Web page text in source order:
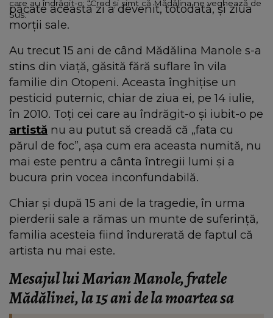
care au îndrăgit-o: “Cred și simt că Mădălina ne veghează de
Sus.”
păcate această zi a devenit, totodată, și ziua
morții sale.
Au trecut 15 ani de când Mădălina Manole s-a
stins din viață, găsită fără suflare în vila
familie din Otopeni. Aceasta înghițise un
pesticid puternic, chiar de ziua ei, pe 14 iulie,
în 2010. Toți cei care au îndrăgit-o și iubit-o pe
artistă nu au putut să creadă că „fata cu
părul de foc”, așa cum era aceasta numită, nu
mai este pentru a cânta întregii lumi și a
bucura prin vocea inconfundabilă.
Chiar și după 15 ani de la tragedie, în urma
pierderii sale a rămas un munte de suferință,
familia acesteia fiind îndurerată de faptul că
artista nu mai este.
Mesajul lui Marian Manole, fratele
Mădălinei, la 15 ani de la moartea sa